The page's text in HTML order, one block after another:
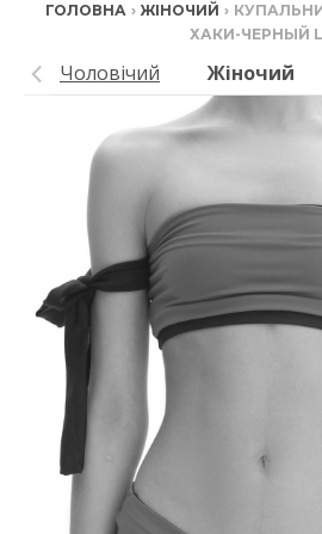
ГОЛОВНА › ЖІНОЧИЙ ›
ХАКИ-ЧЕРНЫЙ
Чоловічий Жіночий